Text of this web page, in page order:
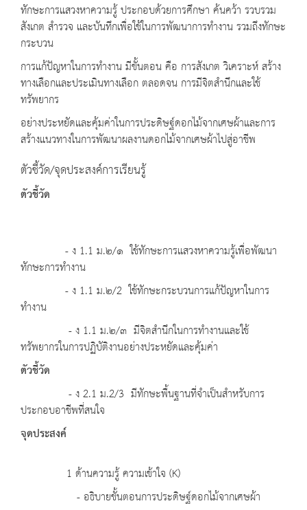
ทักษะการแสวงหาความรู้ ประกอบด้วยการศึกษา ค้นคว้า รวบรวม
สังเกต สำรวจ และบันทึกเพื่อใช้ในการพัฒนาการทำงาน รวมถึงทักษะ
กระบวน
การแก้ปัญหาในการทำงาน มีขั้นตอน คือ การสังเกต วิเคราะห์ สร้าง
ทางเลือกและประเมินทางเลือก ตลอดจน การมีจิตสำนึกและใช้
ทรัพยากร
อย่างประหยัดและคุ้มค่าในการประดิษฐ์ดอกไม้จากเศษผ้าและการ
สร้างแนวทางในการพัฒนาผลงานดอกไม้จากเศษผ้าไปสู่อาชีพ
ตัวชี้วัด/จุดประสงค์การเรียนรู้
ตัวชี้วัด
- ง 1.1 ม.๒/๑ ใช้ทักษะการแสวงหาความรู้เพื่อพัฒนา
ทักษะการทำงาน
- ง 1.1 ม.๒/2 ใช้ทักษะกระบวนการแก้ปัญหาในการ
ทำงาน
- ง 1.1 ม.๒/๓ มีจิตสำนึกในการทำงานและใช้
ทรัพยากรในการปฏิบัติงานอย่างประหยัดและคุ้มค่า
ตัวชี้วัด
- ง 2.1 ม.2/3 มีทักษะพื้นฐานที่จำเป็นสำหรับการ
ประกอบอาชีพที่สนใจ
จุดประสงค์
1 ด้านความรู้ ความเข้าใจ (K)
- อธิบายขั้นตอนการประดิษฐ์ดอกไม้จากเศษผ้า